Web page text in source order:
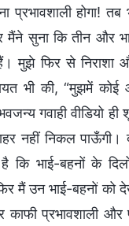
प्रभावशाली होगा! तब
सुना कि तीन और
मुझे फिर से
भी की, “मुझमें कोई
गवाही वीडियो
नहीं निकल पाऊँगी।
कि भाई-बहनों के
मैं उन भाई-बहनों को
प्रभावशाली